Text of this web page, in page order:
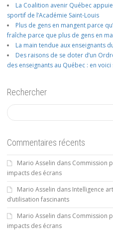
La Coalition avenir Québec
sportif de l’Académie Saint-Louis
Plus de gens en mangent parce
fraîche parce que plus de gens en
La main tendue aux enseignants
Des raisons de se doter d’un
des enseignants au Québec : en voici
Rechercher
Commentaires récents
Mario Asselin dans Commission
impacts des écrans
Mario Asselin dans Intelligence
d’utilisation fascinants
Mario Asselin dans Commission
impacts des écrans